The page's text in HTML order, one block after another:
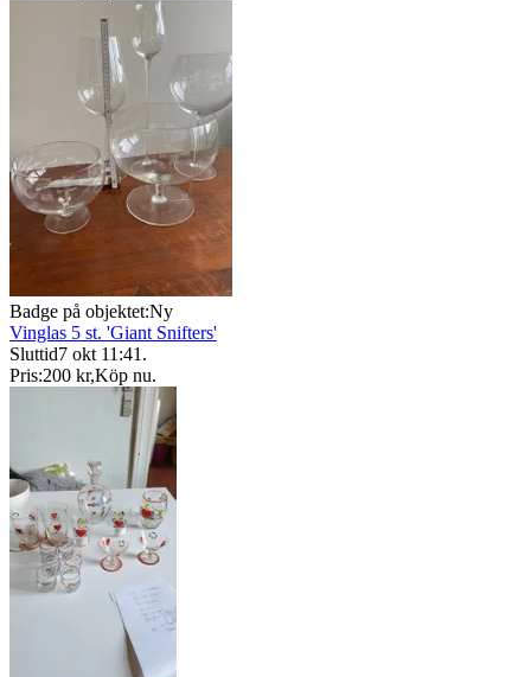
Badge på objektet:Ny
Vinglas 5 st. 'Giant Snifters'
Sluttid7 okt 11:41 .
Pris:200 kr,Köp nu.